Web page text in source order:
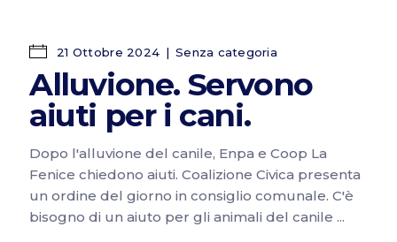
21 Ottobre 2024 Senza categoria
Alluvione. Servono
aiuti per i cani.
Dopo l'alluvione del canile, Enpa e Coop La
Fenice chiedono aiuti. Coalizione Civica presenta
un ordine del giorno in consiglio comunale. C'è
bisogno di un aiuto per gli animali del canile